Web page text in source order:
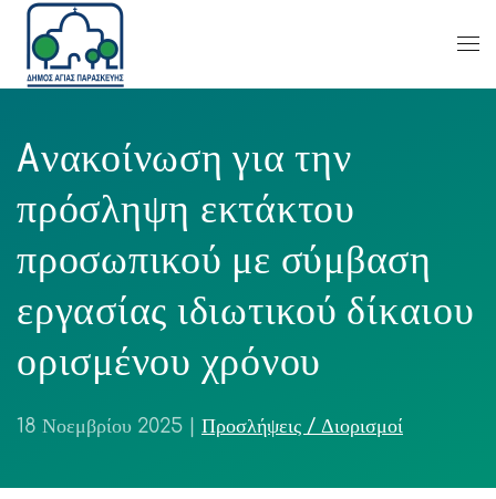
Aνακοίνωση για την
πρόσληψη εκτάκτου
προσωπικού με σύμβαση
εργασίας ιδιωτικού δίκαιου
ορισμένου χρόνου
18 Νοεμβρίου 2025 Προσλήψεις / Διορισμοί